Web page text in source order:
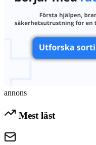
annons
Mest läst